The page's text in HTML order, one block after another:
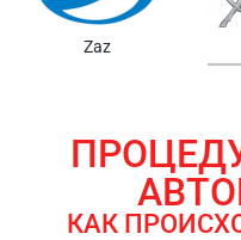
Samsung
КАК